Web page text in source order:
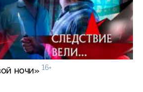
ночи» 16+